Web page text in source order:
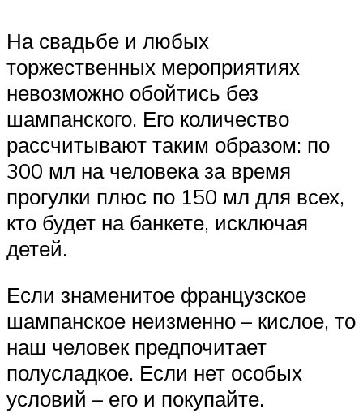
На свадьбе и любых
торжественных мероприятиях
невозможно обойтись без
шампанского. Его количество
рассчитывают таким образом: по
300 мл на человека за время
прогулки плюс по 150 мл для всех,
кто будет на банкете, исключая
детей.
Если знаменитое французское
шампанское неизменно – кислое, то
наш человек предпочитает
полусладкое. Если нет особых
условий – его и покупайте.